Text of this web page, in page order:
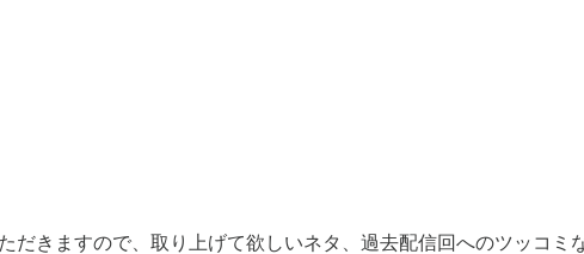
きますので、取り上げて欲しいネタ、過去配信回へのツッコミ